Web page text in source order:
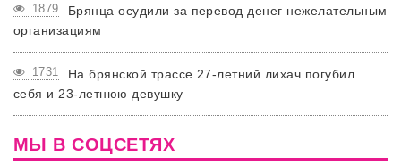
1879
Брянца осудили за перевод денег нежелательным
организациям
1731
На брянской трассе 27-летний лихач погубил
себя и 23-летнюю девушку
МЫ В СОЦСЕТЯХ